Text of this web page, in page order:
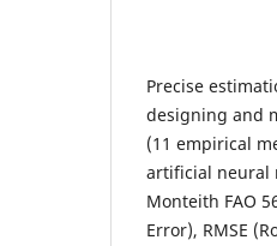
Precise
designing and
(11 empirical
artificial neural
Monteith FAO
Error), RMSE